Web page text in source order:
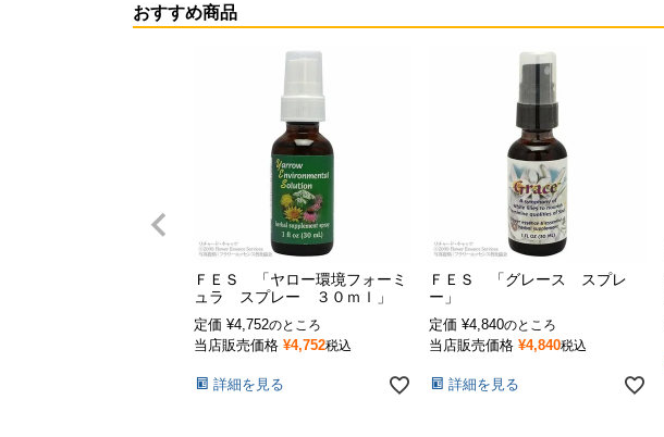
おすすめ商品
ＦＥＳ 「ヤロー環境フォーミ
ュラ スプレー ３０ｍｌ」
定価 ¥4,752のところ
当店販売価格 ¥4,752税込
詳細を見る
ＦＥＳ 「グレース スプレ
ー」
定価 ¥4,840のところ
当店販売価格 ¥4,840税込
詳細を見る